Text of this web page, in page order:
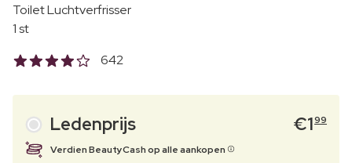
Toilet Luchtverfrisser
1 st
642
Ledenprijs €199
Verdien BeautyCash op alle aankopen